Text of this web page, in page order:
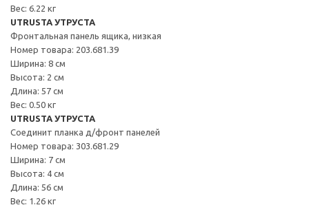
Вес: 6.22 кг
UTRUSTA УТРУСТА
Фронтальная панель ящика, низкая
Номер товара: 203.681.39
Ширина: 8 см
Высота: 2 см
Длина: 57 см
Вес: 0.50 кг
UTRUSTA УТРУСТА
Соединит планка д/фронт панелей
Номер товара: 303.681.29
Ширина: 7 см
Высота: 4 см
Длина: 56 см
Вес: 1.26 кг